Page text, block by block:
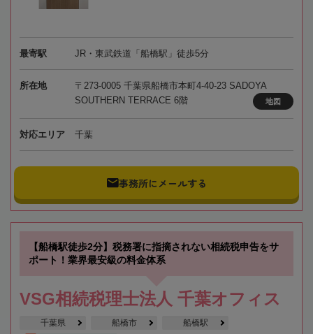
最寄駅 JR・東武鉄道「船橋駅」徒歩5分
所在地
〒273-0005 千葉県船橋市本町4-40-23 SADOYA
SOUTHERN TERRACE 6階
地図
対応エリア 千葉
事務所にメールする
【船橋駅徒歩2分】税務署に指摘されない相続税申告をサ
ポート！業界最安級の料金体系
VSG相続税理士法人 千葉オフィス
千葉県 船橋市 船橋駅